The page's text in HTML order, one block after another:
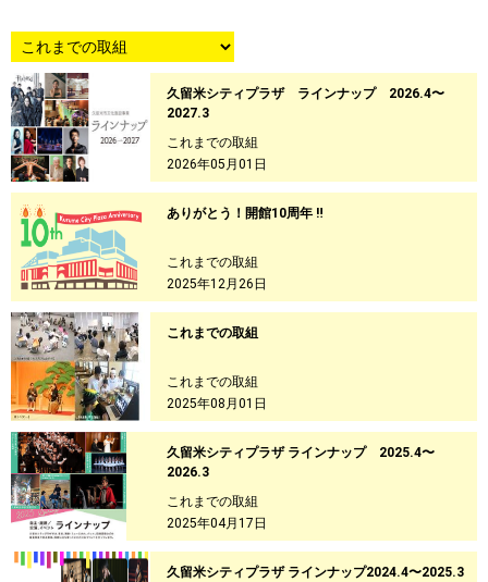
久留米シティプラザ ラインナップ 2026.4〜
2027.3
これまでの取組
2026年05月01日
ありがとう！開館10周年 ‼
これまでの取組
2025年12月26日
これまでの取組
これまでの取組
2025年08月01日
久留米シティプラザ ラインナップ 2025.4〜
2026.3
これまでの取組
2025年04月17日
久留米シティプラザ ラインナップ2024.4〜2025.3